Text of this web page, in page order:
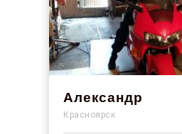
Александр
Красноярск